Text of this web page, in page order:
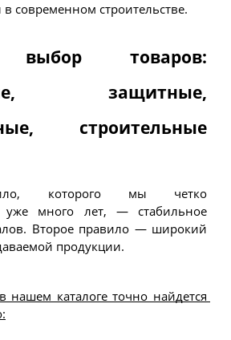
современном строительстве.
выбор товаров:
защитные,
строительные
которого мы четко
уже много лет, — стабильное
Второе правило — широкий
продукции.
нашем каталоге точно найдется